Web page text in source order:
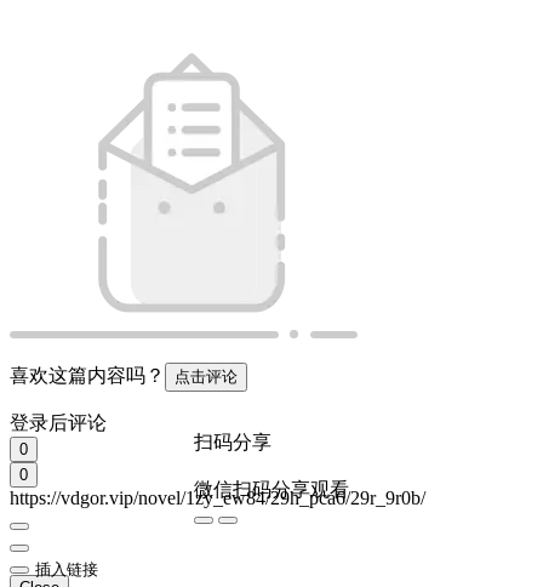
喜欢这篇内容吗？ 点击评论
登录后评论
0
0
https://vdgor.vip/novel/1zy_ew84/29h_pca6/29r_9r0b/
扫码分享
微信扫码分享观看
插入链接